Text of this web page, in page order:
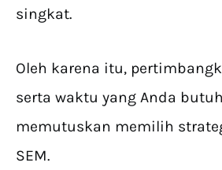
singkat.
Oleh karena itu,
serta waktu yang Anda
memutuskan memilih
SEM.